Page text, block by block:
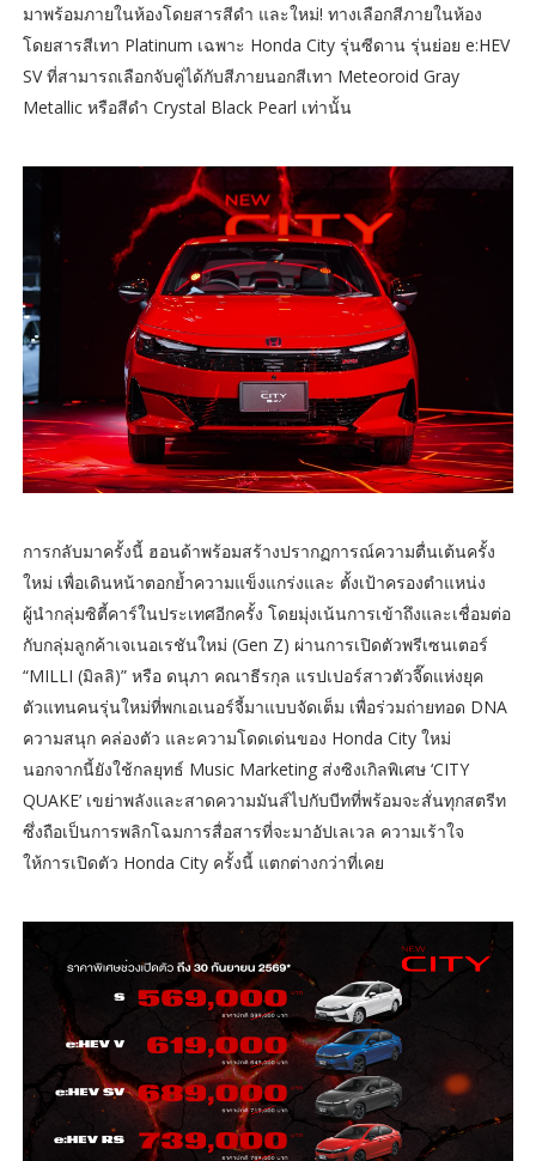
มาพร้อมภายในห้องโดยสารสีดำ และใหม่! ทางเลือกสีภายในห้อง
โดยสารสีเทา Platinum เฉพาะ Honda City รุ่นซีดาน รุ่นย่อย e:HEV
SV ที่สามารถเลือกจับคู่ได้กับสีภายนอกสีเทา Meteoroid Gray
Metallic หรือสีดำ Crystal Black Pearl เท่านั้น
การกลับมาครั้งนี้ ฮอนด้าพร้อมสร้างปรากฏการณ์ความตื่นเต้นครั้ง
ใหม่ เพื่อเดินหน้าตอกย้ำความแข็งแกร่งและ ตั้งเป้าครองตำแหน่ง
ผู้นำกลุ่มซิตี้คาร์ในประเทศอีกครั้ง โดยมุ่งเน้นการเข้าถึงและเชื่อมต่อ
กับกลุ่มลูกค้าเจเนอเรชันใหม่ (Gen Z) ผ่านการเปิดตัวพรีเซนเตอร์
“MILLI (มิลลิ)” หรือ ดนุภา คณาธีรกุล แรปเปอร์สาวตัวจี๊ดแห่งยุค
ตัวแทนคนรุ่นใหม่ที่พกเอเนอร์จี้มาแบบจัดเต็ม เพื่อร่วมถ่ายทอด DNA
ความสนุก คล่องตัว และความโดดเด่นของ Honda City ใหม่
นอกจากนี้ยังใช้กลยุทธ์ Music Marketing ส่งซิงเกิลพิเศษ ‘CITY
QUAKE’ เขย่าพลังและสาดความมันส์ไปกับบีทที่พร้อมจะสั่นทุกสตรีท
ซึ่งถือเป็นการพลิกโฉมการสื่อสารที่จะมาอัปเลเวล ความเร้าใจ
ให้การเปิดตัว Honda City ครั้งนี้ แตกต่างกว่าที่เคย